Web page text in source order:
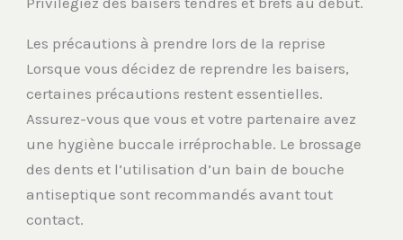
Les précautions à prendre lors de la reprise
Lorsque vous décidez de reprendre les baisers,
certaines précautions restent essentielles.
Assurez-vous que vous et votre partenaire avez
une hygiène buccale irréprochable. Le brossage
des dents et l’utilisation d’un bain de bouche
antiseptique sont recommandés avant tout
contact.